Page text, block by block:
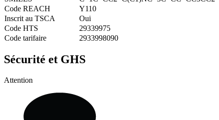
Code REACH
Y110
Inscrit au TSCA
Oui
Code HTS
29339975
Code tarifaire
2933998090
Sécurité et GHS
Attention